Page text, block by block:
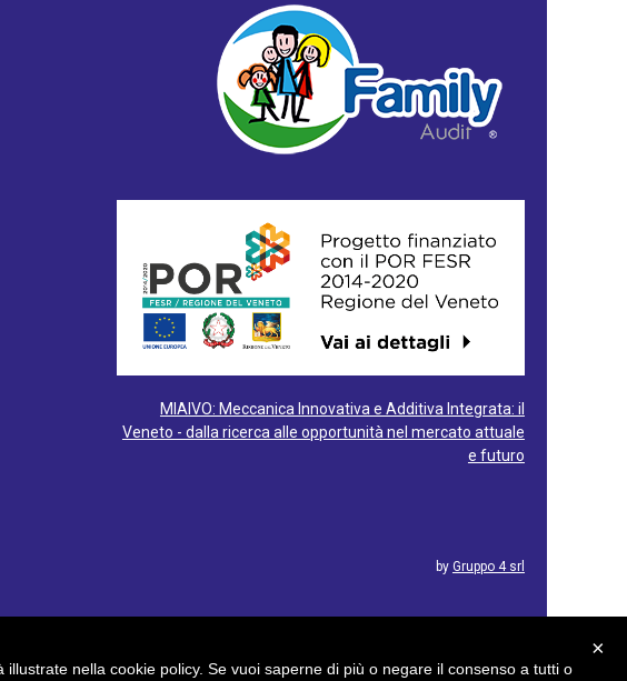
MIAIVO: Meccanica Innovativa e Additiva Integrata: il
Veneto - dalla ricerca alle opportunità nel mercato attuale
e futuro
by Gruppo 4 srl
×
nella cookie policy. Se vuoi saperne di più o negare il consenso a tutti o